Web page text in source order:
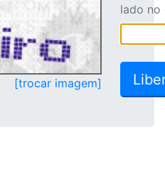
[trocar imagem]
lado no